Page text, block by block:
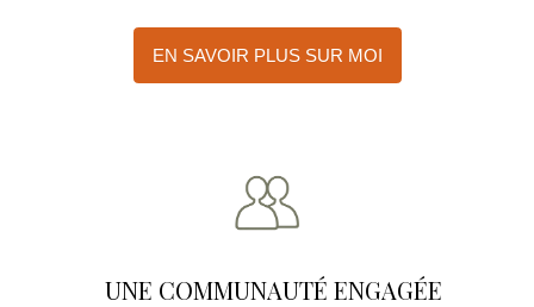
EN SAVOIR PLUS SUR MOI
UNE COMMUNAUTÉ ENGAGÉE